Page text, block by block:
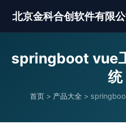
北京金科合创软件有限公
springboot vue
统
首页 > 产品大全 >